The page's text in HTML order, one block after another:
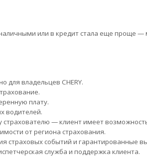
наличными или в кредит стала еще проще
для владельцев CHERY.
плату.
водителей.
— клиент имеет
от региона страхования.
страховых событий и гарантированные
служба и поддержка клиента.